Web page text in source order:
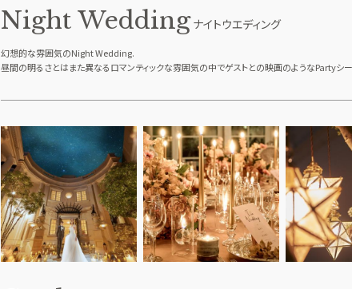
Night Wedding ナイトウエディング
幻想的な雰囲気のNight Wedding.
昼間の明るさとはまた異なるロマンティックな雰囲気の中でゲストとの映画のようなPartyシ